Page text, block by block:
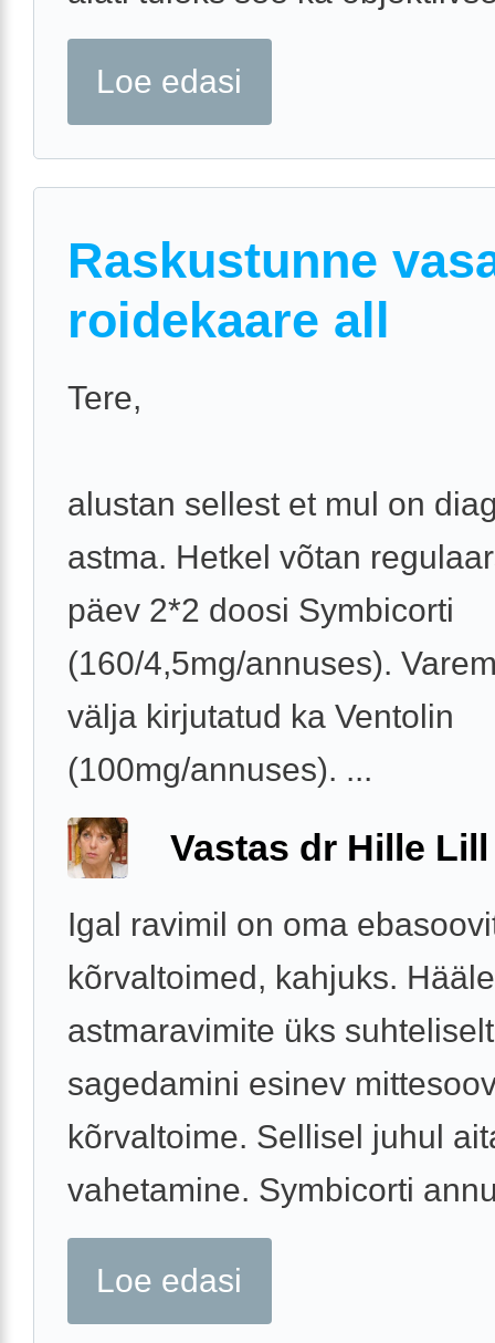
Loe edasi
Raskustunne
roidekaare all
Tere,
alustan sellest et mul on
astma. Hetkel võtan
päev 2*2 doosi Symbicorti
(160/4,5mg/annuses).
välja kirjutatud ka Ventolin
(100mg/annuses). ...
Vastas dr Hille Lill
Igal ravimil on oma
kõrvaltoimed, kahjuks.
astmaravimite üks suhteliselt
sagedamini esinev
kõrvaltoime. Sellisel juhul
vahetamine. Symbicorti
Loe edasi